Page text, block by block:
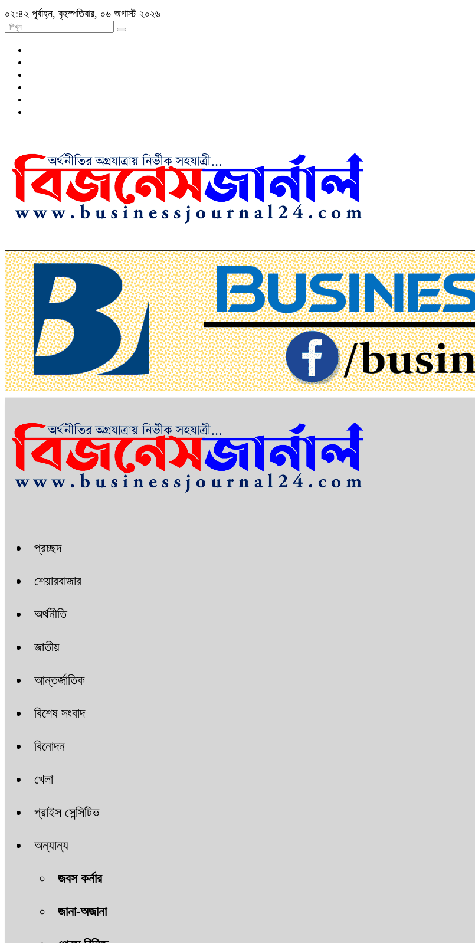
০২:৪২ পূর্বাহ্ন, বৃহস্পতিবার, ০৬ অগাস্ট ২০২৬
প্রচ্ছদ
শেয়ারবাজার
অর্থনীতি
জাতীয়
আন্তর্জাতিক
বিশেষ সংবাদ
বিনোদন
খেলা
প্রাইস সেন্সিটিভ
অন্যান্য
জবস কর্নার
জানা-অজানা